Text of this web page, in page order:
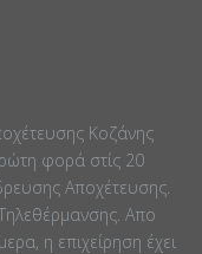
Κοζάνης
φορά στίς 20
Αποχέτευσης.
Απο
η επιχείρηση έχει